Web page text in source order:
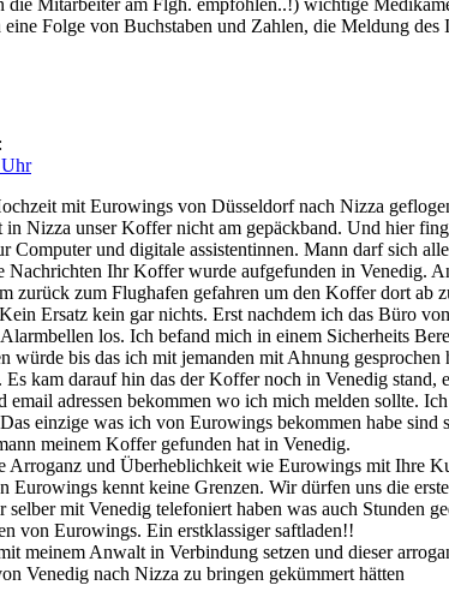
Folge von Buchstaben und Zahlen, die Meldung
Uhr
mit Eurowings von Düsseldorf nach Nizza
Nizza unser Koffer nicht am gepäckband. Und hier
Computer und digitale assistentinnen. Mann darf sich
Nachrichten Ihr Koffer wurde aufgefunden in Venedig.
zurück zum Flughafen gefahren um den Koffer dort ab
Ersatz kein gar nichts. Erst nachdem ich das Büro
los. Ich befand mich in einem Sicherheits
würde bis das ich mit jemanden mit Ahnung
kam darauf hin das der Koffer noch in Venedig
email adressen bekommen wo ich mich melden sollte.
einzige was ich von Eurowings bekommen habe
meinem Koffer gefunden hat in Venedig.
Arroganz und Überheblichkeit wie Eurowings mit Ihre
kennt keine Grenzen. Wir dürfen uns die
selber mit Venedig telefoniert haben was auch Stunden
von Eurowings. Ein erstklassiger saftladen!!
meinem Anwalt in Verbindung setzen und dieser
Venedig nach Nizza zu bringen gekümmert hätten